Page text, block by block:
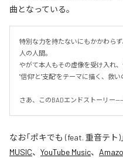
曲となっている。
特別な力を持たないにもかかわら
人の人間。
やがて本人もその虚像を受け入れ
"信仰"と"支配"をテーマに描く、救
さあ、このBADエンドストーリー
なお「ポキでも (feat. 重音テト)
MUSIC、 YouTube Music、